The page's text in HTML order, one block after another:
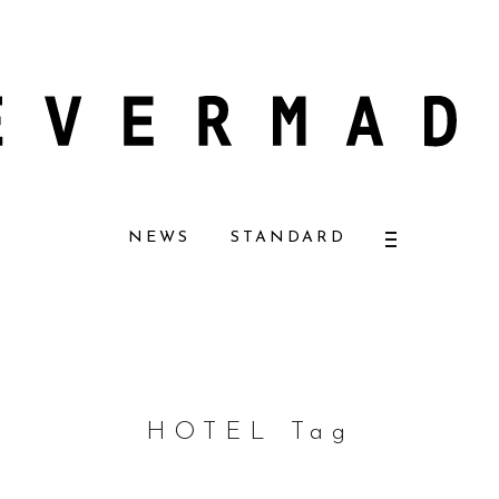
【エバーメイド
NEWS STANDARD
HOTEL Tag